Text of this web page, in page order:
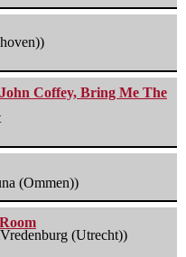
Coffey, Bring Me The
(Ommen))
(Utrecht))